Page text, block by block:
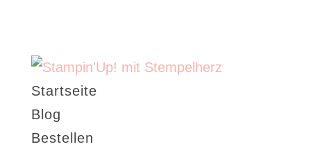
Startseite
Blog
Bestellen